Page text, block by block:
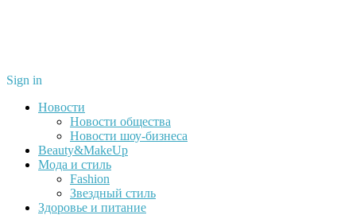
Sign in
Новости
Новости общества
Новости шоу-бизнеса
Beauty&MakeUp
Мода и стиль
Fashion
Звездный стиль
Здоровье и питание